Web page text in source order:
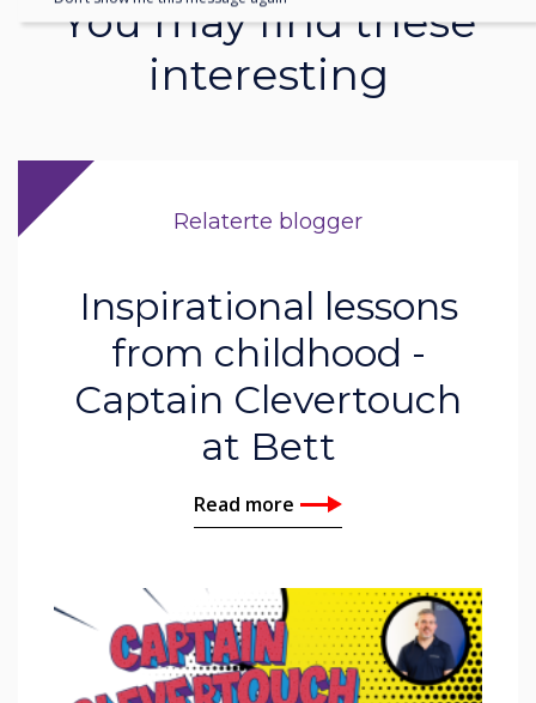
You may find these
interesting
Relaterte blogger
Inspirational lessons
from childhood -
Captain Clevertouch
at Bett
Read more